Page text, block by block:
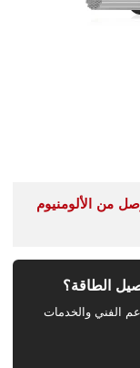
فولت موصل من الألومنيوم
الطاقة؟
الفني والخدمات